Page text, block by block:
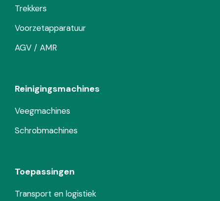
Trekkers
Voorzetapparatuur
AGV / AMR
Reinigingsmachines
Veegmachines
Schrobmachines
Toepassingen
Transport en logistiek